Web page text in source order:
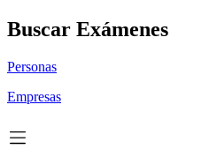
Buscar Exámenes
Personas
Empresas